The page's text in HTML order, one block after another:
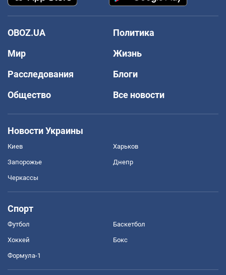
OBOZ.UA
Политика
Мир
Жизнь
Расследования
Блоги
Общество
Все новости
Новости Украины
Киев Харьков
Запорожье Днепр
Черкассы
Спорт
Футбол Баскетбол
Хоккей Бокс
Формула-1